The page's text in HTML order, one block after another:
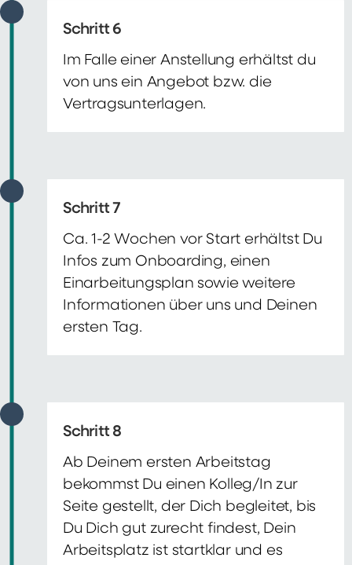
Schritt 6
Im Falle einer Anstellung erhältst du
von uns ein Angebot bzw. die
Vertragsunterlagen.
Schritt 7
Ca. 1-2 Wochen vor Start erhältst Du
Infos zum Onboarding, einen
Einarbeitungsplan sowie weitere
Informationen über uns und Deinen
ersten Tag.
Schritt 8
Ab Deinem ersten Arbeitstag
bekommst Du einen Kolleg/In zur
Seite gestellt, der Dich begleitet, bis
Du Dich gut zurecht findest, Dein
Arbeitsplatz ist startklar und es